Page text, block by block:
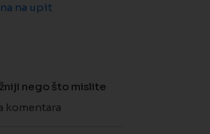
na upit
nego što mislite
komentara